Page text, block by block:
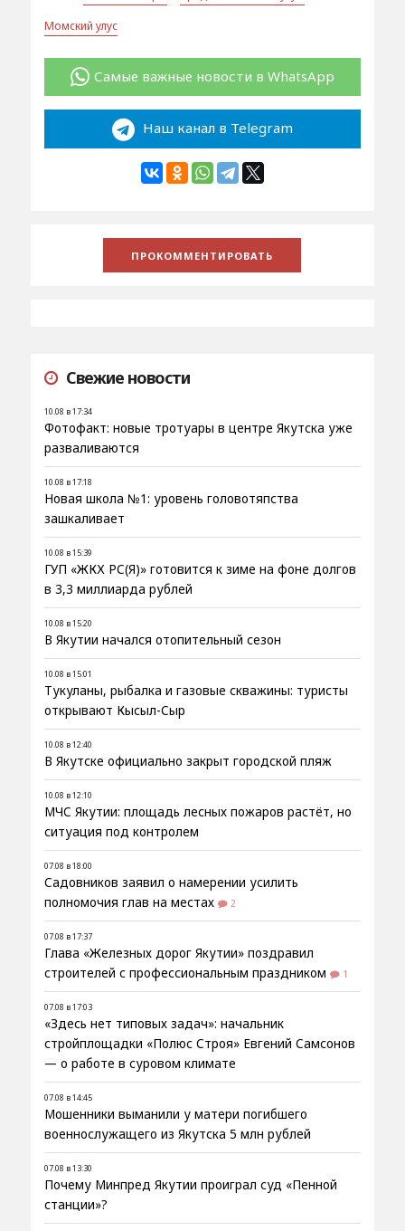
Момский улус
Самые важные новости в WhatsApp
Наш канал в Telegram
Свежие новости
10.08 в 17:34
Фотофакт: новые тротуары в центре Якутска уже
разваливаются
10.08 в 17:18
Новая школа №1: уровень головотяпства
зашкаливает
10.08 в 15:39
ГУП «ЖКХ РС(Я)» готовится к зиме на фоне долгов
в 3,3 миллиарда рублей
10.08 в 15:20
В Якутии начался отопительный сезон
10.08 в 15:01
Тукуланы, рыбалка и газовые скважины: туристы
открывают Кысыл-Сыр
10.08 в 12:40
В Якутске официально закрыт городской пляж
10.08 в 12:10
МЧС Якутии: площадь лесных пожаров растёт, но
ситуация под контролем
07.08 в 18:00
Садовников заявил о намерении усилить
полномочия глав на местах
2
07.08 в 17:37
Глава «Железных дорог Якутии» поздравил
строителей с профессиональным праздником
1
07.08 в 17:03
«Здесь нет типовых задач»: начальник
стройплощадки «Полюс Строя» Евгений Самсонов
— о работе в суровом климате
07.08 в 14:45
Мошенники выманили у матери погибшего
военнослужащего из Якутска 5 млн рублей
07.08 в 13:30
Почему Минпред Якутии проиграл суд «Пенной
станции»?